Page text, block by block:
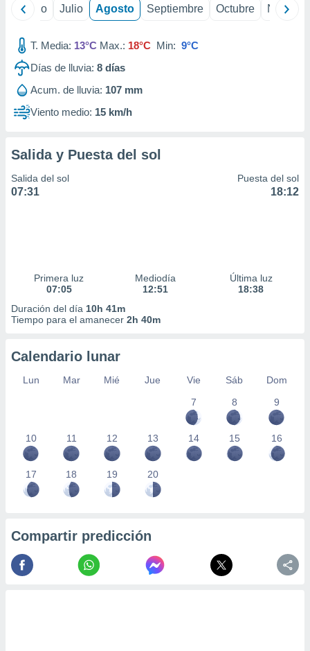
e
mediante
Junio Julio Agosto Septiembre Octubre
T. Media: 13°C Max.: 18°C Min: 9°C
Días de lluvia: 8 días
Acum. de lluvia: 107 mm
Viento medio: 15 km/h
Salida y Puesta del sol
Salida del sol
07:31
Puesta del sol
18:12
Primera luz
07:05
Mediodía
12:51
Última luz
18:38
Duración del día 10h 41m
Tiempo para el amanecer 2h 40m
Calendario lunar
Lun Mar Mié Jue Vie Sáb
Dom
7
8 9
10 11 12 13 14 15 16
17 18 19 20
Compartir predicción